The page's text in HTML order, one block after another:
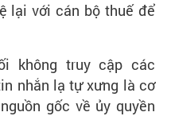
lại với cán bộ thuế để
không truy cập các
nhắn lạ tự xưng là cơ
gốc về ủy quyền